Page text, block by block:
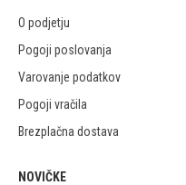
O podjetju
Pogoji poslovanja
Varovanje podatkov
Pogoji vračila
Brezplačna dostava
NOVIČKE